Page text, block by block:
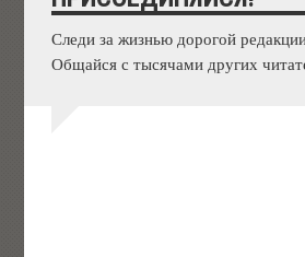
Следи за жизнью дорогой
Общайся с тысячами других